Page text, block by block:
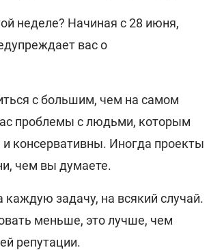
неделе? Начиная с 28 июня,
вас о
с большим, чем на самом
проблемы с людьми, которым
консервативны. Иногда проекты
чем вы думаете.
задачу, на всякий случай.
меньше, это лучше, чем
репутации.